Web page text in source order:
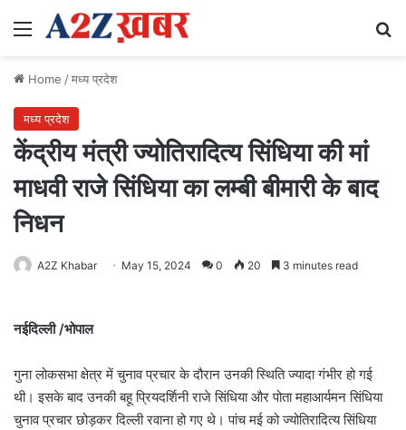
Menu
Home /मध्य प्रदेश
मध्य प्रदेश
केंद्रीय मंत्री ज्योतिरादित्य सिंधिया की मां
माधवी राजे सिंधिया का लम्बी बीमारी के बाद
निधन
A2Z Khabar May 15, 2024 0 20 3 minutes read
नईदिल्ली /भोपाल
गुना लोकसभा क्षेत्र में चुनाव प्रचार के दौरान उनकी स्थिति ज्यादा गंभीर हो गई
थी। इसके बाद उनकी बहू प्रियदर्शिनी राजे सिंधिया और पोता महाआर्यमन सिंधिया
चुनाव प्रचार छोड़कर दिल्ली रवाना हो गए थे। पांच मई को ज्योतिरादित्य सिंधिया